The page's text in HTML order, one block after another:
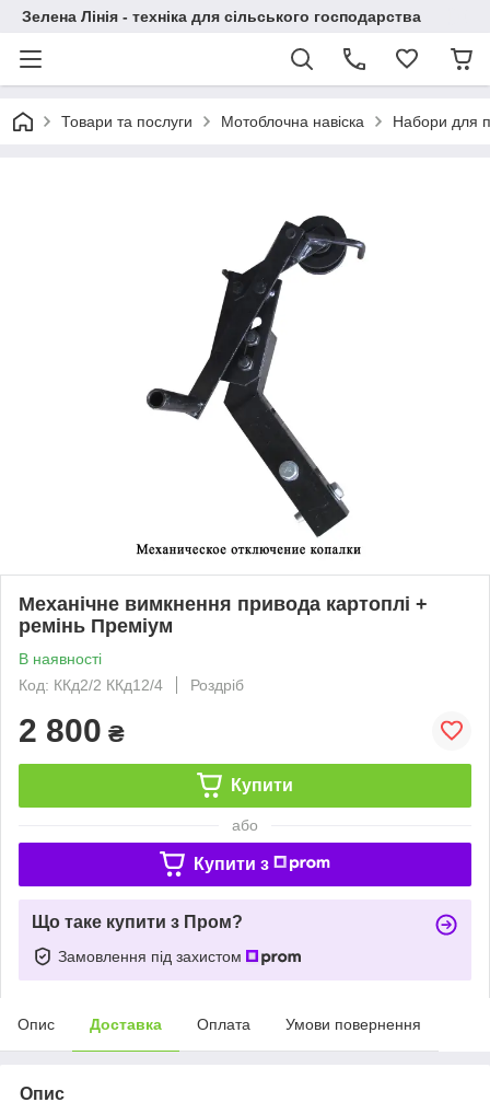
Зелена Лінія - техніка для сільського господарства
Товари та послуги Мотоблочна навіска Набори для
Механічне вимкнення привода картоплі +
ремінь Преміум
В наявності
Код: ККд2/2 ККд12/4
Роздріб
2 800 ₴
Купити
або
Купити з
Що таке купити з Пром?
Замовлення під захистом
Опис Доставка Оплата Умови повернення
Опис